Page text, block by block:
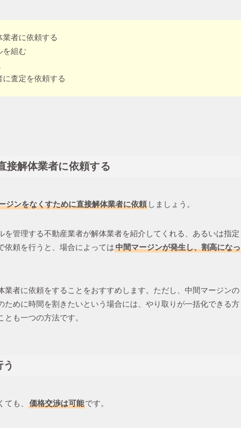
者に依頼する
を組む
査定を依頼する
接解体業者に依頼する
ジンをなくすために直接解体業者に依頼 しましょう。
を管理する不動産業者が解体業者を紹介してくれる、あるいは指定
依頼を行うと、場合によっては中間マージンが発生し、割高になっ
業者に依頼をすることをおすすめします。ただし、中間マージンの
めに時間を割きたいという場合には、やり取りが一括化できる方
も一つの方法です。
も、 価格交渉は可能です。